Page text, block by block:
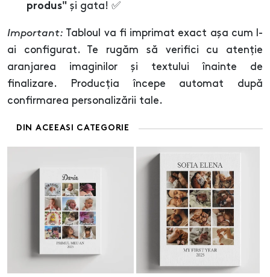
produs" și gata! ✅
Important: Tabloul va fi imprimat exact așa cum l-
ai configurat. Te rugăm să verifici cu atenție
aranjarea imaginilor și textului înainte de
finalizare. Producția începe automat după
confirmarea personalizării tale.
DIN ACEEASI CATEGORIE